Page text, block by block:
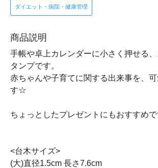
ダイエット・病院・健康管理
商品説明
手帳や卓上カレンダーに小さく押せる
タンプです。
赤ちゃんや子育てに関する出来事を、
す☆
ちょっとしたプレゼントにもおすすめ
<台木サイズ>
(大)直径1.5cm 長さ7.6cm